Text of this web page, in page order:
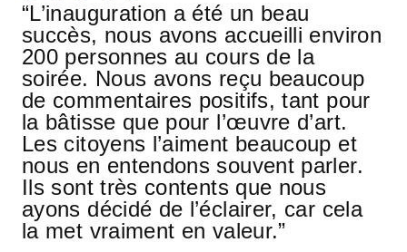
“L’inauguration a été un beau
succès, nous avons accueilli environ
200 personnes au cours de la
soirée. Nous avons reçu beaucoup
de commentaires positifs, tant pour
la bâtisse que pour l’œuvre d’art.
Les citoyens l’aiment beaucoup et
nous en entendons souvent parler.
Ils sont très contents que nous
ayons décidé de l’éclairer, car cela
la met vraiment en valeur.”